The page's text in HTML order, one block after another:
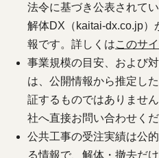
法令に基づき公表されて
解体DX（kaitai-dx.co.jp）
報です。詳しくはこのサ
事業規模の目安、および
は、公開情報から推定し
証するものではありませ
社へ直接お問い合わせくだ
公共工事の受注実績は公
る情報で、解体・撤去だ